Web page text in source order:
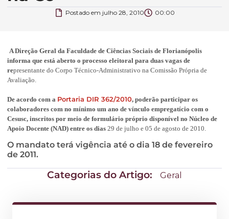
Postado em julho 28, 2010 00:00
A Direção Geral da Faculdade de Ciências Sociais de Florianópolis
informa que está aberto o processo eleitoral para duas vagas de
representante do Corpo Técnico-Administrativo na Comissão Própria de
Avaliação.
De acordo com a Portaria DIR 362/2010, poderão participar os
colaboradores com no mínimo um ano de vínculo empregatício com o
Cesusc, inscritos por meio de formulário próprio disponível no Núcleo de
Apoio Docente (NAD) entre os dias 29 de julho e 05 de agosto de 2010.
O mandato terá vigência até o dia 18 de fevereiro
de 2011.
Categorias do Artigo: Geral